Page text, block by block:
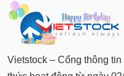
Vietstock – Cổng thông
thông
tài
chính